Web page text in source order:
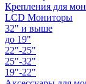
Крепления для
LCD Мониторы
32" и выше
до 19"
22"-25"
25"-32"
19"-22"